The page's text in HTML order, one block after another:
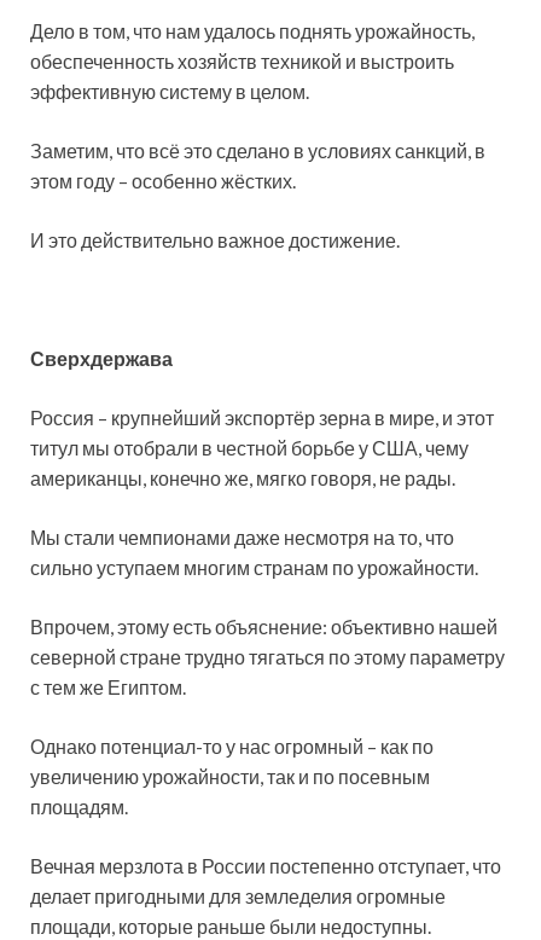
Дело в том, что нам удалось поднять урожайность,
обеспеченность хозяйств техникой и выстроить
эффективную систему в целом.
Заметим, что всё это сделано в условиях санкций, в
этом году – особенно жёстких.
И это действительно важное достижение.
Сверхдержава
Россия – крупнейший экспортёр зерна в мире, и этот
титул мы отобрали в честной борьбе у США, чему
американцы, конечно же, мягко говоря, не рады.
Мы стали чемпионами даже несмотря на то, что
сильно уступаем многим странам по урожайности.
Впрочем, этому есть объяснение: объективно нашей
северной стране трудно тягаться по этому параметру
с тем же Египтом.
Однако потенциал-то у нас огромный – как по
увеличению урожайности, так и по посевным
площадям.
Вечная мерзлота в России постепенно отступает, что
делает пригодными для земледелия огромные
площади, которые раньше были недоступны.